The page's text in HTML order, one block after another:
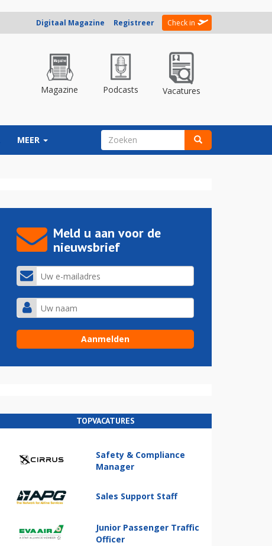
Digitaal Magazine Registreer Check in
Magazine Podcasts Vacatures
MEER ZOEKVELD
Meld u aan voor de
nieuwsbrief
TOPVACATURES
Safety & Compliance
Manager
Sales Support Staff
Junior Passenger Traffic
Officer